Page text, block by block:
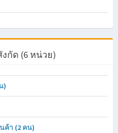
กัด (6 หน่วย)
)
ค้า (2 คน)